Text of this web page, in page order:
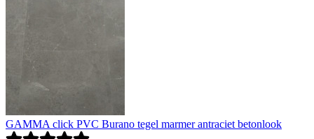
GAMMA click PVC Burano tegel marmer antraciet betonlook